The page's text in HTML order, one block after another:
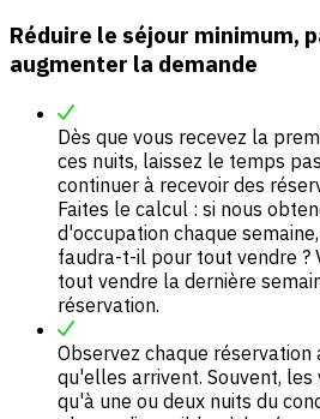
Réduire le séjour minimum,
augmenter la demande
Dès que vous recevez la
ces nuits, laissez le temps
continuer à recevoir des
Faites le calcul : si nous
d'occupation chaque
faudra-t-il pour tout vendre ?
tout vendre la dernière
réservation.
Observez chaque réservation
qu'elles arrivent. Souvent,
qu'à une ou deux nuits du